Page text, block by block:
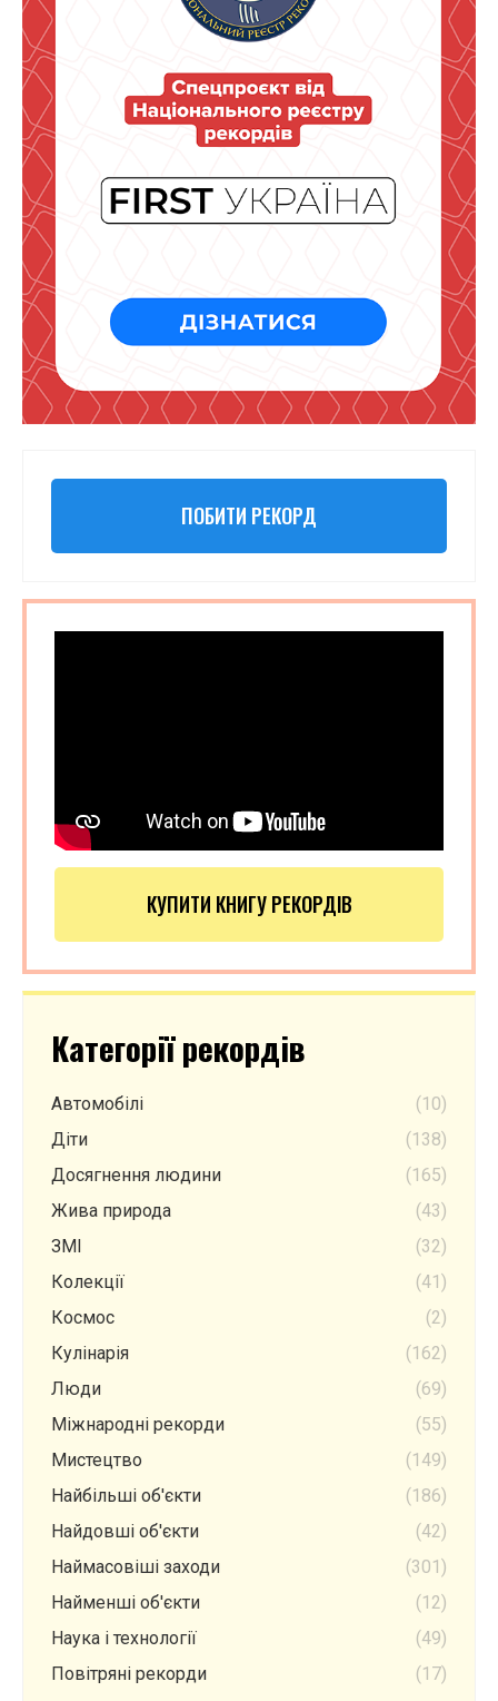
ПОБИТИ РЕКОРД
КУПИТИ КНИГУ РЕКОРДІВ
Категорії рекордів
Автомобілі
(10)
Діти
(138)
Досягнення людини
(165)
Жива природа
(43)
ЗМІ
(32)
Колекції
(41)
Космос
(2)
Кулінарія
(162)
Люди
(69)
Міжнародні рекорди
(55)
Мистецтво
(149)
Найбільші об'єкти
(186)
Найдовші об'єкти
(42)
Наймасовіші заходи
(301)
Найменші об'єкти
(12)
Наука і технології
(49)
Повітряні рекорди
(17)